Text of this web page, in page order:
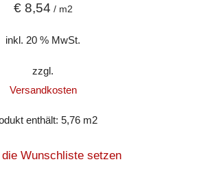
€8,54 / m2
inkl. 20 % MwSt.
zzgl.
Versandkosten
enthält: 5,76 m2
die Wunschliste setzen